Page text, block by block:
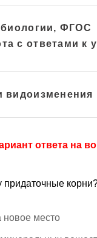
биологии, ФГОС
с ответами к
видоизменения
ответа на
придаточные
новое место